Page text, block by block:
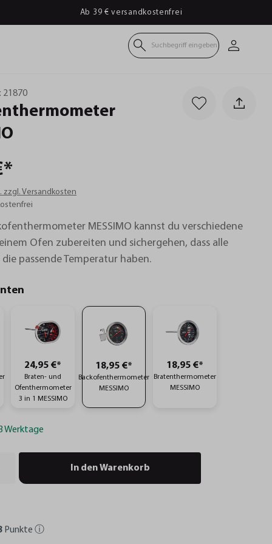
Ab 39 € versandkostenfrei
Suchbegriff eingeben
21870
zzgl. Versandkosten
MESSIMO kannst du verschiedene
Ofen zubereiten und sichergehen, dass alle
die passende Temperatur haben.
24,95 €*
Braten- und
Ofenthermometer
3 in 1 MESSIMO
18,95 €*
Backofenthermometer
MESSIMO
18,95 €*
Bratenthermometer
MESSIMO
Werktage
In den Warenkorb
Punkte ⓘ